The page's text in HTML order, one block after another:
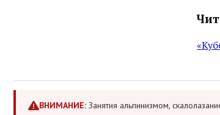
ВНИМАНИЕ: Занятия альпинизмом,